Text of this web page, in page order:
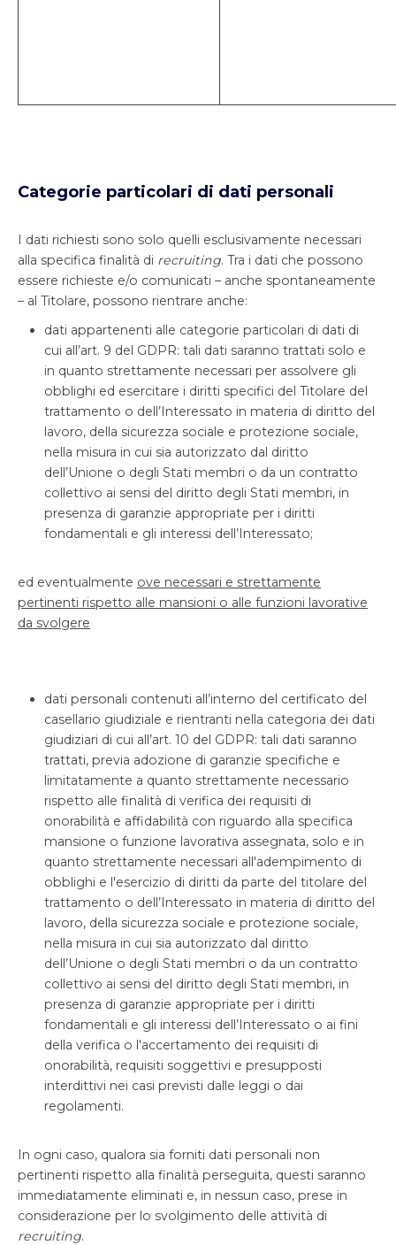
Categorie particolari di dati personali
I dati richiesti sono solo quelli esclusivamente necessari
alla specifica finalità di recruiting. Tra i dati che possono
essere richieste e/o comunicati – anche spontaneamente
– al Titolare, possono rientrare anche:
dati appartenenti alle categorie particolari di dati di
cui all’art. 9 del GDPR: tali dati saranno trattati solo e
in quanto strettamente necessari per assolvere gli
obblighi ed esercitare i diritti specifici del Titolare del
trattamento o dell’Interessato in materia di diritto del
lavoro, della sicurezza sociale e protezione sociale,
nella misura in cui sia autorizzato dal diritto
dell’Unione o degli Stati membri o da un contratto
collettivo ai sensi del diritto degli Stati membri, in
presenza di garanzie appropriate per i diritti
fondamentali e gli interessi dell’Interessato;
ed eventualmente ove necessari e strettamente
pertinenti rispetto alle mansioni o alle funzioni lavorative
da svolgere
dati personali contenuti all’interno del certificato del
casellario giudiziale e rientranti nella categoria dei dati
giudiziari di cui all’art. 10 del GDPR: tali dati saranno
trattati, previa adozione di garanzie specifiche e
limitatamente a quanto strettamente necessario
rispetto alle finalità di verifica dei requisiti di
onorabilità e affidabilità con riguardo alla specifica
mansione o funzione lavorativa assegnata, solo e in
quanto strettamente necessari all'adempimento di
obblighi e l'esercizio di diritti da parte del titolare del
trattamento o dell’Interessato in materia di diritto del
lavoro, della sicurezza sociale e protezione sociale,
nella misura in cui sia autorizzato dal diritto
dell’Unione o degli Stati membri o da un contratto
collettivo ai sensi del diritto degli Stati membri, in
presenza di garanzie appropriate per i diritti
fondamentali e gli interessi dell’Interessato o ai fini
della verifica o l'accertamento dei requisiti di
onorabilità, requisiti soggettivi e presupposti
interdittivi nei casi previsti dalle leggi o dai
regolamenti.
In ogni caso, qualora sia forniti dati personali non
pertinenti rispetto alla finalità perseguita, questi saranno
immediatamente eliminati e, in nessun caso, prese in
considerazione per lo svolgimento delle attività di
recruiting.